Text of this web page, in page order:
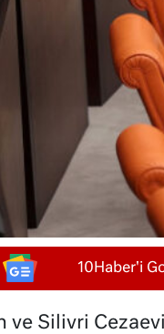
10Haber'i
ve Silivri